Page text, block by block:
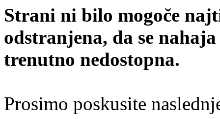
Strani ni bilo mogoče
odstranjena, da se
trenutno nedostopna.
Prosimo poskusite